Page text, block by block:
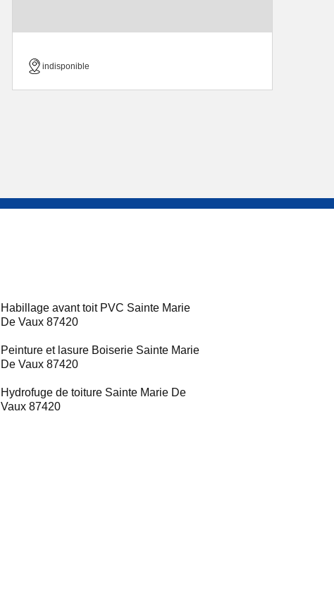
indisponible
Habillage avant toit PVC Sainte Marie
De Vaux 87420
Peinture et lasure Boiserie Sainte Marie
De Vaux 87420
Hydrofuge de toiture Sainte Marie De
Vaux 87420